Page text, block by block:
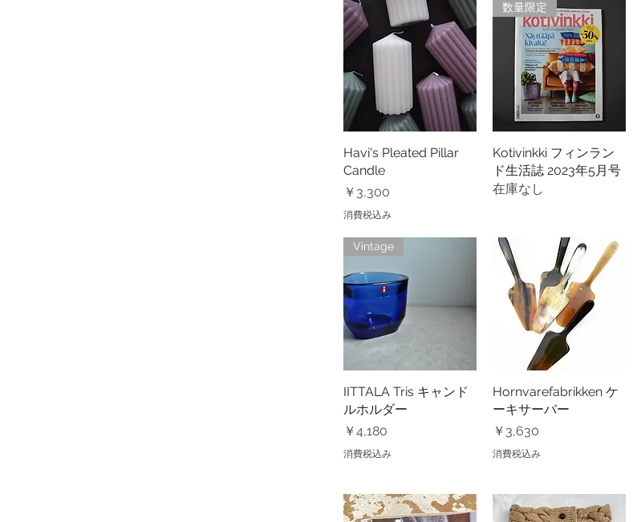
クイックビュー
Havi's Pleated Pillar
Candle
価格
￥3,300
消費税込み
クイックビュー
数量限定
Kotivinkki フィンラン
ド生活誌 2023年5月号
在庫なし
クイックビュー
Vintage
IITTALA Tris キャンド
ルホルダー
価格
￥4,180
消費税込み
クイックビュー
Hornvarefabrikken ケ
ーキサーバー
価格
￥3,630
消費税込み